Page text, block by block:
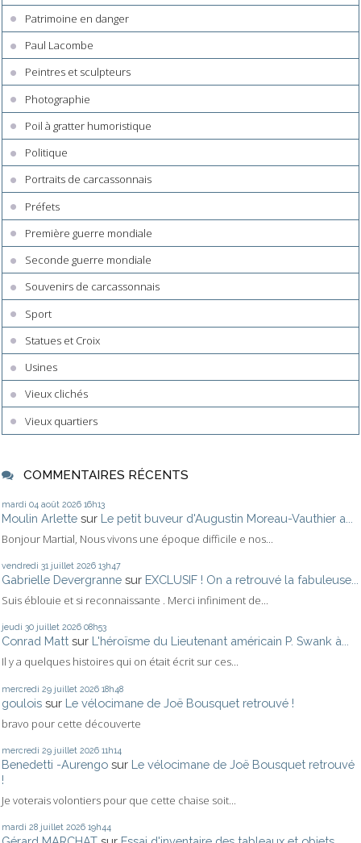
Patrimoine en danger
Paul Lacombe
Peintres et sculpteurs
Photographie
Poil à gratter humoristique
Politique
Portraits de carcassonnais
Préfets
Première guerre mondiale
Seconde guerre mondiale
Souvenirs de carcassonnais
Sport
Statues et Croix
Usines
Vieux clichés
Vieux quartiers
COMMENTAIRES RÉCENTS
mardi 04 août 2026 16h13
Moulin Arlette sur Le petit buveur d'Augustin Moreau-Vauthier a...
Bonjour Martial, Nous vivons une époque difficile e nos...
vendredi 31 juillet 2026 13h47
Gabrielle Devergranne sur EXCLUSIF ! On a retrouvé la fabuleuse...
Suis éblouie et si reconnaissante . Merci infiniment de...
jeudi 30 juillet 2026 08h53
Conrad Matt sur L'héroïsme du Lieutenant américain P. Swank à...
Il y a quelques histoires qui on était écrit sur ces...
mercredi 29 juillet 2026 18h48
goulois sur Le vélocimane de Joë Bousquet retrouvé !
bravo pour cette découverte
mercredi 29 juillet 2026 11h14
Benedetti -Aurengo sur Le vélocimane de Joë Bousquet retrouvé
!
Je voterais volontiers pour que cette chaise soit...
mardi 28 juillet 2026 19h44